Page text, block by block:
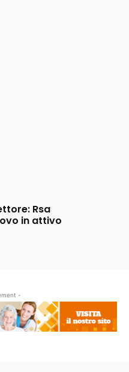
Rsa
in attivo
-